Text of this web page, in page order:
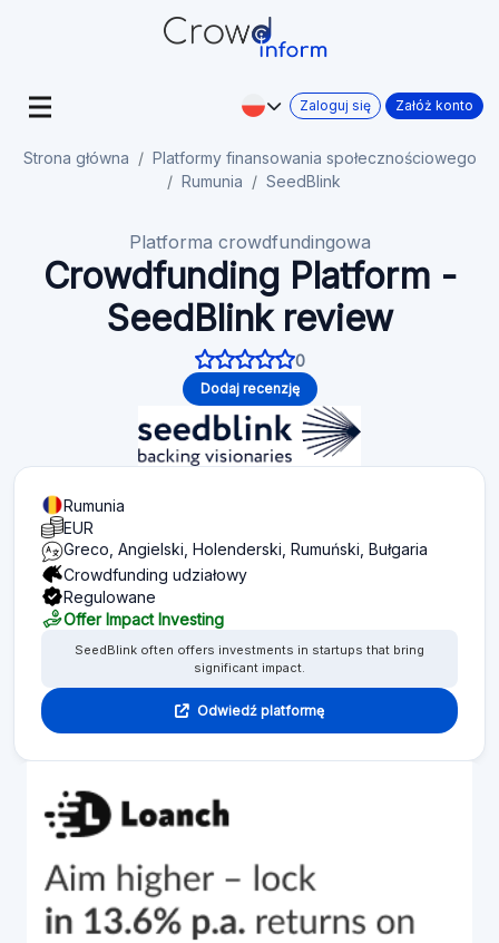
Zaloguj się Załóż konto
Strona główna
Platformy finansowania społecznościowego
Rumunia
SeedBlink
Platforma crowdfundingowa
Crowdfunding Platform -
SeedBlink review
0
Dodaj recenzję
Rumunia
EUR
Greco, Angielski, Holenderski, Rumuński, Bułgaria
Crowdfunding udziałowy
Regulowane
Offer Impact Investing
SeedBlink often offers investments in startups that bring
significant impact.
Odwiedź platformę